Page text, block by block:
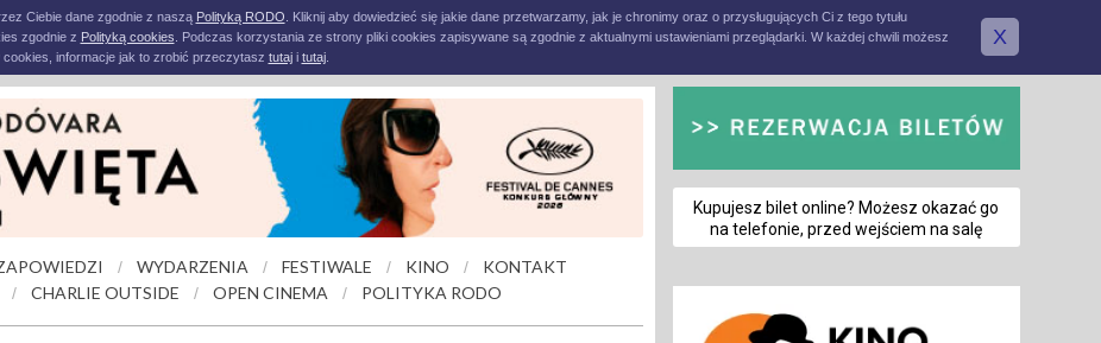
Ciebie dane zgodnie z naszą Polityką RODO . Kliknij aby dowiedzieć się jakie dane przetwarzamy, jak je chronimy oraz o przysługujących Ci z tego tytułu
zgodnie z Polityką cookies . Podczas korzystania ze strony pliki cookies zapisywane są zgodnie z aktualnymi ustawieniami przeglądarki. W każdej chwili możesz
informacje jak to zrobić przeczytasz tutaji tutaj.
X
/ WYDARZENIA / FESTIWALE / KINO /
KONTAKT
/ CHARLIE OUTSIDE / OPEN CINEMA / POLITYKA RODO
Kupujesz bilet online? Możesz okazać go
na telefonie, przed wejściem na salę